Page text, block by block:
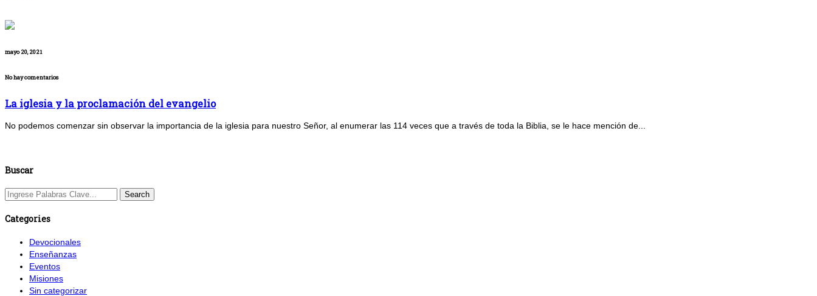
mayo 20, 2021
No hay comentarios
La iglesia y la proclamación del evangelio
No podemos comenzar sin observar la importancia de la iglesia para nuestro Señor, al enumerar las 114 veces que a través de toda la Biblia, se le hace mención de...
Buscar
Categories
Devocionales
Enseñanzas
Eventos
Misiones
Sin categorizar